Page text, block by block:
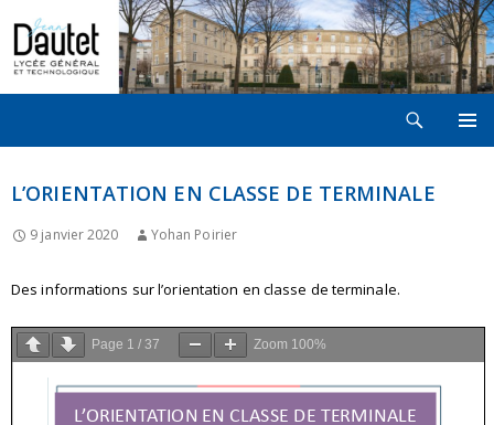
CONTENU
L’ORIENTATION EN CLASSE DE TERMINALE
9 janvier 2020 Yohan Poirier
Des informations sur l’orientation en classe de terminale.
Page 1 / 37 Zoom 100%